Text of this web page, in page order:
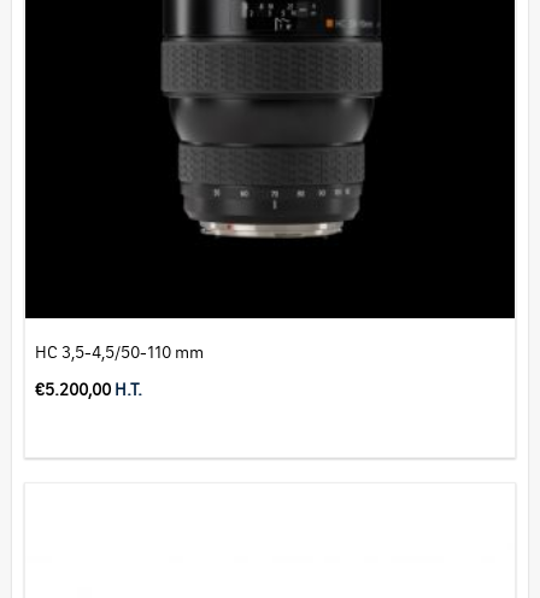
HC 3,5-4,5/50-110 mm
€5.200,00 H.T.